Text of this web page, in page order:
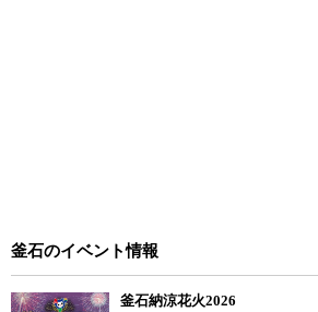
釜石のイベント情報
釜石納涼花火2026